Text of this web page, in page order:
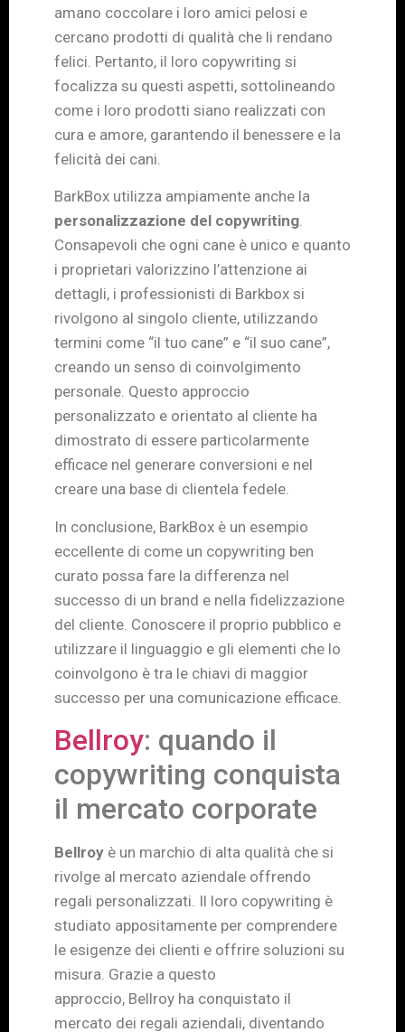
amano coccolare i loro amici pelosi e
cercano prodotti di qualità che li rendano
felici. Pertanto, il loro copywriting si
focalizza su questi aspetti, sottolineando
come i loro prodotti siano realizzati con
cura e amore, garantendo il benessere e la
felicità dei cani.
BarkBox utilizza ampiamente anche la
personalizzazione del copywriting.
Consapevoli che ogni cane è unico e quanto
i proprietari valorizzino l’attenzione ai
dettagli, i professionisti di Barkbox si
rivolgono al singolo cliente, utilizzando
termini come “il tuo cane” e “il suo cane”,
creando un senso di coinvolgimento
personale. Questo approccio
personalizzato e orientato al cliente ha
dimostrato di essere particolarmente
efficace nel generare conversioni e nel
creare una base di clientela fedele.
In conclusione, BarkBox è un esempio
eccellente di come un copywriting ben
curato possa fare la differenza nel
successo di un brand e nella fidelizzazione
del cliente. Conoscere il proprio pubblico e
utilizzare il linguaggio e gli elementi che lo
coinvolgono è tra le chiavi di maggior
successo per una comunicazione efficace.
Bellroy: quando il
copywriting conquista
il mercato corporate
Bellroy è un marchio di alta qualità che si
rivolge al mercato aziendale offrendo
regali personalizzati. Il loro copywriting è
studiato appositamente per comprendere
le esigenze dei clienti e offrire soluzioni su
misura. Grazie a questo
approccio, Bellroy ha conquistato il
mercato dei regali aziendali, diventando